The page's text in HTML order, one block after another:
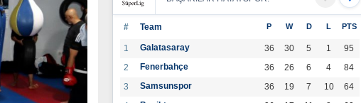
# Team P W D L PTS
1 Galatasaray 36 30 5 1
95
2
Fenerbahçe 36 26 6 4
84
3
Samsunspor 36 19 7 10
64